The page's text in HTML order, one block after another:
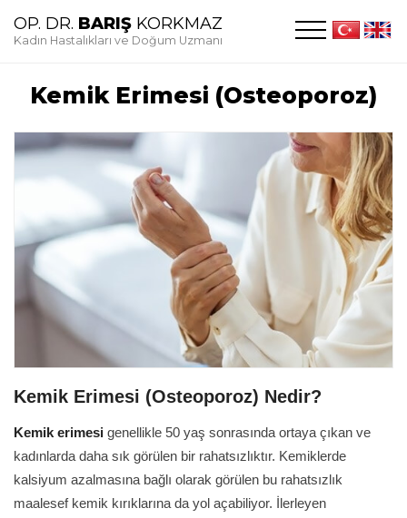
OP. DR. BARIŞ KORKMAZ
Kadın Hastalıkları ve Doğum Uzmanı
Kemik Erimesi (Osteoporoz)
Kemik Erimesi (Osteoporoz) Nedir?
Kemik erimesi genellikle 50 yaş sonrasında ortaya çıkan ve
kadınlarda daha sık görülen bir rahatsızlıktır. Kemiklerde
kalsiyum azalmasına bağlı olarak görülen bu rahatsızlık
maalesef kemik kırıklarına da yol açabiliyor. İlerleyen